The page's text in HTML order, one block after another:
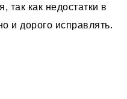
так как недостатки в
и дорого исправлять.